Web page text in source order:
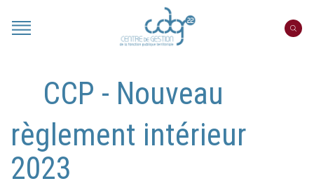
CDG
CCP - Nouveau
règlement intérieur
2023